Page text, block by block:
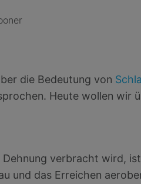
die Bedeutung von
Heute wollen wir
verbracht wird,
und das Erreichen